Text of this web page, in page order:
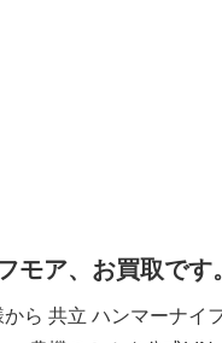
モア、お買取です
ら 共立 ハンマーナイ